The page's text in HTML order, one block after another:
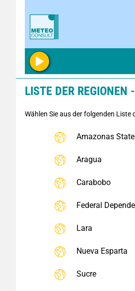
LISTE DER
Wählen Sie aus der folgenden Liste
Amazonas State
Aragua
Carabobo
Federal
Lara
Nueva Esparta
Sucre